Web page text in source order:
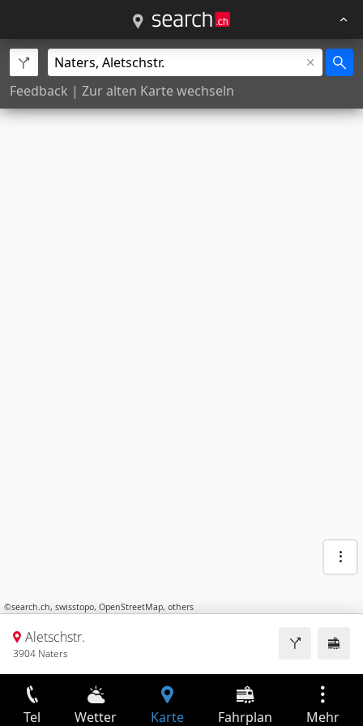
Feedback | Zur alten Karte wechseln
©search.ch, swisstopo, OpenStreetMap, others
Aletschstr.
3904 Naters
Tel Wetter Karte Fahrplan Mehr